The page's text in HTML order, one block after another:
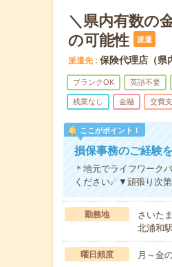
＼県内有数の
の可能性
派遣
派遣先 保険代理店（県
ブランクOK 英語不要
残業なし 金融 交費
ここがポイント！
損保事務のご経験
＊地元でライフワーク
ください☄▼頑張り次
勤務地
さいた
北浦和
曜日頻度 月～金